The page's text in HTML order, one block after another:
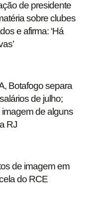
de presidente
sobre clubes
e afirma: ‘Há
Botafogo separa
de julho;
de alguns
RJ
de imagem em
do RCE